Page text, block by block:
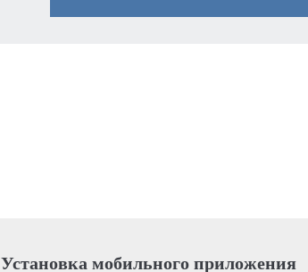
Установка мобильного приложения